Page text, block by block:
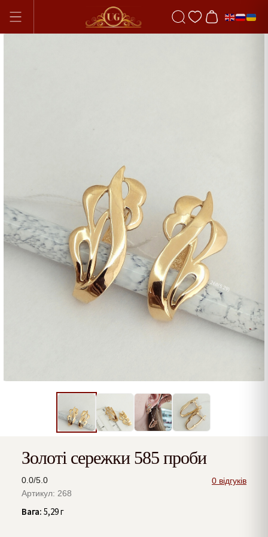
Золоті сережки 585 проби
0.0/5.0
0 відгуків
Артикул: 268
Вага: 5,29 г